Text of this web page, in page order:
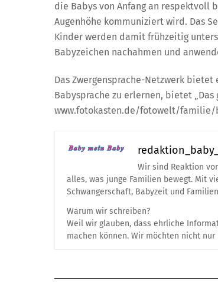
die Babys von Anfang an respektvoll
Augenhöhe kommuniziert wird. Das
Kinder werden damit frühzeitig
Babyzeichen nachahmen und
Das Zwergensprache-Netzwerk
Babysprache zu erlernen, bietet „Das
www.fotokasten.de/fotowelt/familie/
Wir sind Reaktion
alles, was junge Familien bewegt. Mit
Schwangerschaft, Babyzeit und
Warum wir schreiben?
Weil wir glauben, dass ehrliche
machen können. Wir möchten nicht